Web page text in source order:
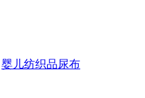
婴儿纺织品尿布